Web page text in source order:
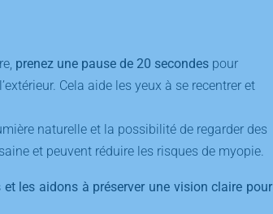
prenez une pause de 20 secondes pour
Cela aide les yeux à se recentrer et
naturelle et la possibilité de regarder des
et peuvent réduire les risques de myopie.
les aidons à préserver une vision claire pour